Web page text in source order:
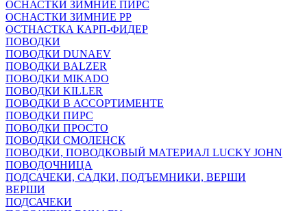
ОСНАСТКИ ЗИМНИЕ ПИРС
ОСНАСТКИ ЗИМНИЕ РР
ОСТНАСТКА КАРП-ФИДЕР
ПОВОДКИ
ПОВОДКИ DUNAEV
ПОВОДКИ BALZER
ПОВОДКИ MIKADO
ПОВОДКИ KILLER
ПОВОДКИ В АССОРТИМЕНТЕ
ПОВОДКИ ПИРС
ПОВОДКИ ПРОСТО
ПОВОДКИ СМОЛЕНСК
ПОВОДКИ, ПОВОДКОВЫЙ МАТЕРИАЛ LUCKY JOHN
ПОВОДОЧНИЦА
ПОДСАЧЕКИ, САДКИ, ПОДЪЕМНИКИ, ВЕРШИ
ВЕРШИ
ПОДСАЧЕКИ